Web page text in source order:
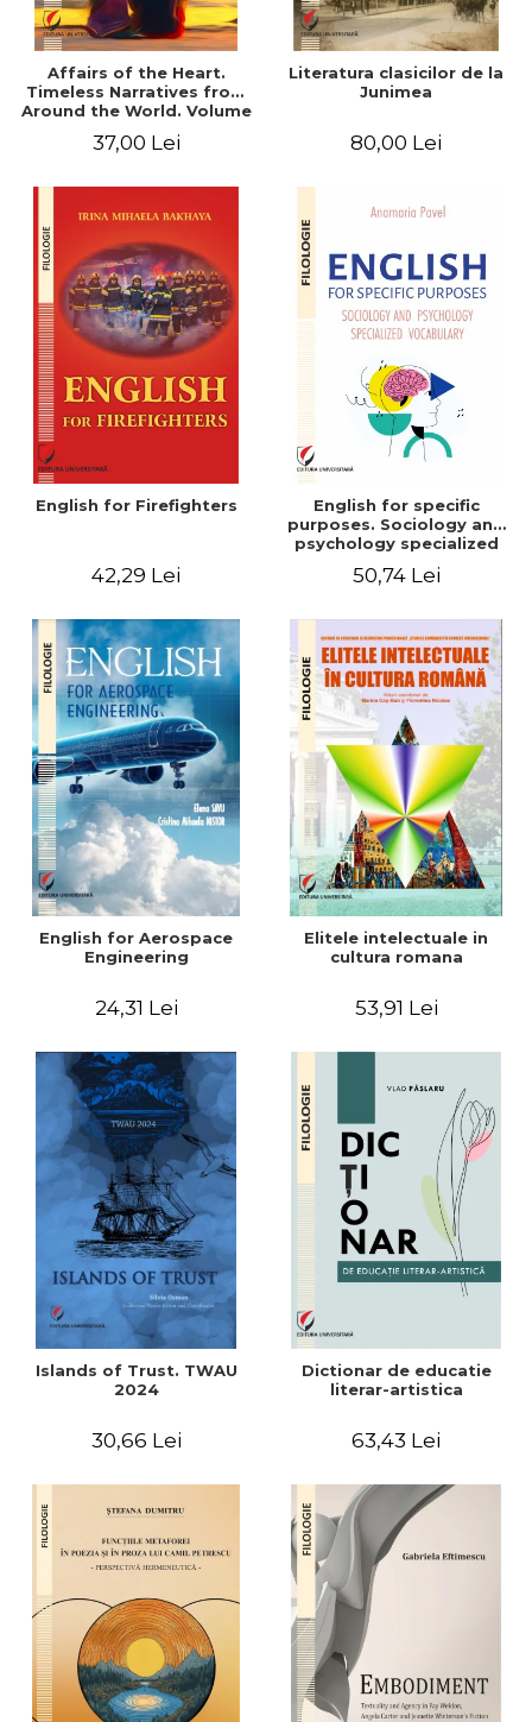
Affairs of the Heart.
Timeless Narratives from
Around the World. Volume
37,00 Lei
Literatura clasicilor de la
Junimea
80,00 Lei
English for Firefighters
42,29 Lei
English for specific
purposes. Sociology and
psychology specialized
50,74 Lei
English for Aerospace
Engineering
24,31 Lei
Elitele intelectuale in
cultura romana
53,91 Lei
Islands of Trust. TWAU
2024
30,66 Lei
Dictionar de educatie
literar-artistica
63,43 Lei